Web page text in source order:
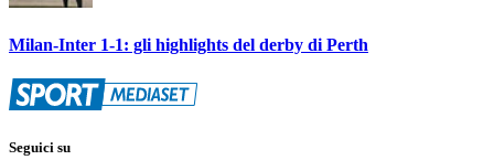
Milan-Inter 1-1: gli highlights del derby di Perth
Seguici su